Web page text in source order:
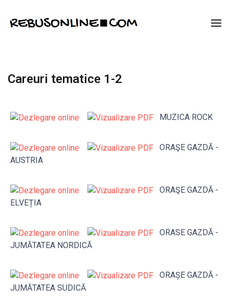
Careuri tematice 1-2
MUZICA ROCK
ORAŞE GAZDĂ -
AUSTRIA
ORAŞE GAZDĂ -
ELVEȚIA
ORASE GAZDĂ -
JUMĂTATEA NORDICĂ
ORAȘE GAZDĂ -
JUMĂTATEA SUDICĂ